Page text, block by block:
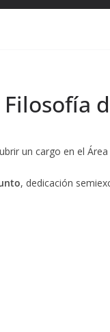
un cargo en el Área
, dedicación